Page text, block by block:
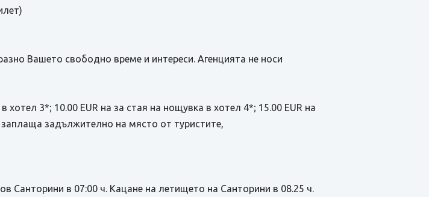
Вашето свободно време и интереси. Агенцията не носи
3*; 10.00 EUR на за стая на нощувка в хотел 4*; 15.00 EUR на
заплаща задължително на място от туристите,
Санторини в 07:00 ч. Кацане на летището на Санторини в 08.25 ч.